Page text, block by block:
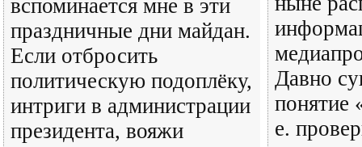
вспоминается мне в эти
праздничные дни майдан.
Если отбросить
политическую подоплёку,
интриги в администрации
президента, вояжи
Давно
понятие
е.